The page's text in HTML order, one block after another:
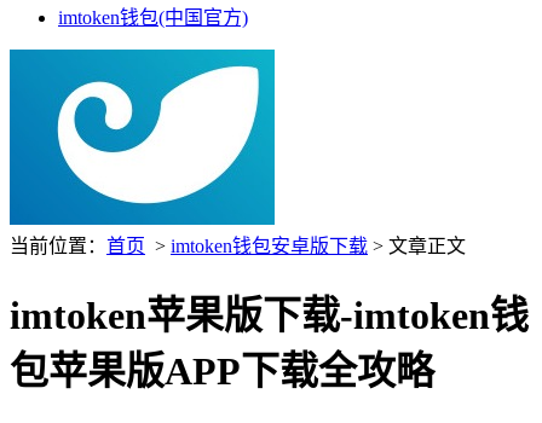
imtoken钱包(中国官方)
当前位置： 首页 > imtoken钱包安卓版下载 > 文章正文
imtoken苹果版下载-imtoken钱
包苹果版APP下载全攻略